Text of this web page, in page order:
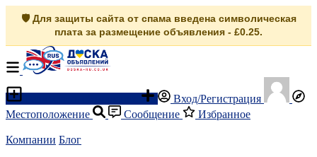
🛡️ Для защиты сайта от спама введена символическая
плата за размещение объявления - £0.25.
Вход/Регистрация
Местоположение
Сообщение Избранное
Компании Блог